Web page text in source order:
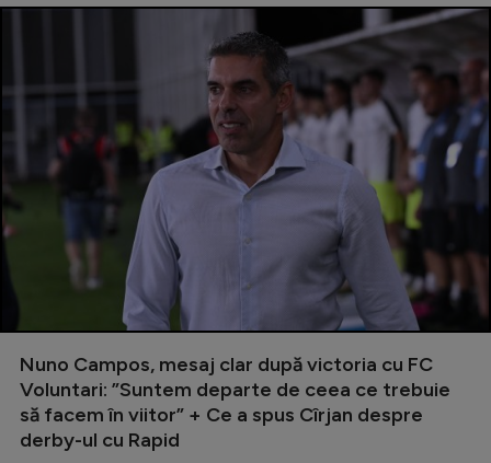
Nuno Campos, mesaj clar după victoria cu FC
Voluntari: ”Suntem departe de ceea ce trebuie
să facem în viitor” + Ce a spus Cîrjan despre
derby-ul cu Rapid